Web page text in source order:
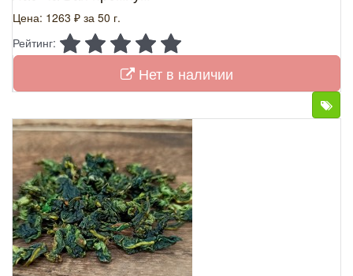
Цена: 1263 ₽ за 50 г.
Рейтинг:
Нет в наличии